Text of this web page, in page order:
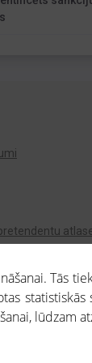
un tai nav
Tās
statistiskās
lūdzam